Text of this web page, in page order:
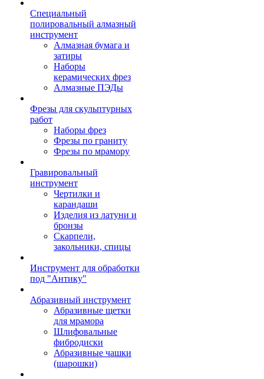
Специальный
полировальный алмазный
инструмент
Алмазная бумага и
затиры
Наборы
керамических фрез
Алмазные ПЭДы
Фрезы для скульптурных
работ
Наборы фрез
Фрезы по граниту
Фрезы по мрамору
Гравировальный
инструмент
Чертилки и
карандаши
Изделия из латуни и
бронзы
Скарпели,
закольники, спицы
Инструмент для обработки
под "Антику"
Абразивный инструмент
Абразивные щетки
для мрамора
Шлифовальные
фибродиски
Абразивные чашки
(шарошки)